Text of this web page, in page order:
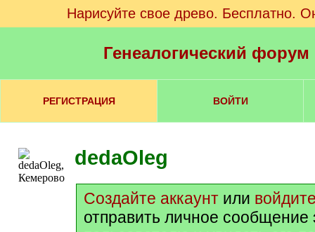
Нарисуйте свое древо. Бесплатно.
Генеалогический
РЕГИСТРАЦИЯ ВОЙТИ
dedaOleg
Создайте аккаунт или
отправить личное сообщение